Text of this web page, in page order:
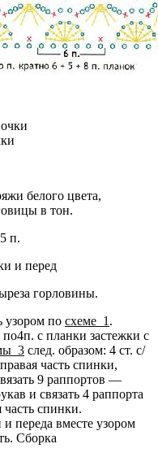
белого цвета,
в тон.
п.
и перед
горловины.
узором по схеме_1 .
с планки застежки с
след. образом: 4 ст. с/
часть спинки,
9 раппортов —
и связать 4 раппорта
спинки.
переда вместе узором
Сборка